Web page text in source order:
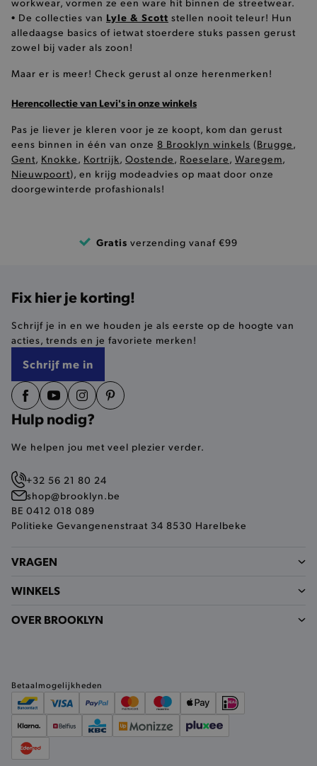
workwear, vormen ze een ware hit binnen de streetwear.
• De collecties van Lyle & Scott stellen nooit teleur! Hun
alledaagse basics of ietwat stoerdere stuks passen gerust
zowel bij vader als zoon!
Maar er is meer! Check gerust al onze herenmerken!
Herencollectie van Levi's in onze winkels
Pas je liever je kleren voor je ze koopt, kom dan gerust
eens binnen in één van onze 8 Brooklyn winkels (Brugge ,
Gent, Knokke , Kortrijk, Oostende , Roeselare , Waregem,
Nieuwpoort), en krijg modeadvies op maat door onze
doorgewinterde profashionals!
Gratis verzending vanaf €99
Fix hier je korting!
Schrijf je in en we houden je als eerste op de hoogte van
acties, trends en je favoriete merken!
Schrijf me in
Hulp nodig?
We helpen jou met veel plezier verder.
+32 56 21 80 24
shop@brooklyn.be
BE 0412 018 089
Politieke Gevangenenstraat 34 8530 Harelbeke
VRAGEN
WINKELS
OVER BROOKLYN
Betaalmogelijkheden
form_key
recently_viewed_product
Adobe Inc.
www.brooklyn.be